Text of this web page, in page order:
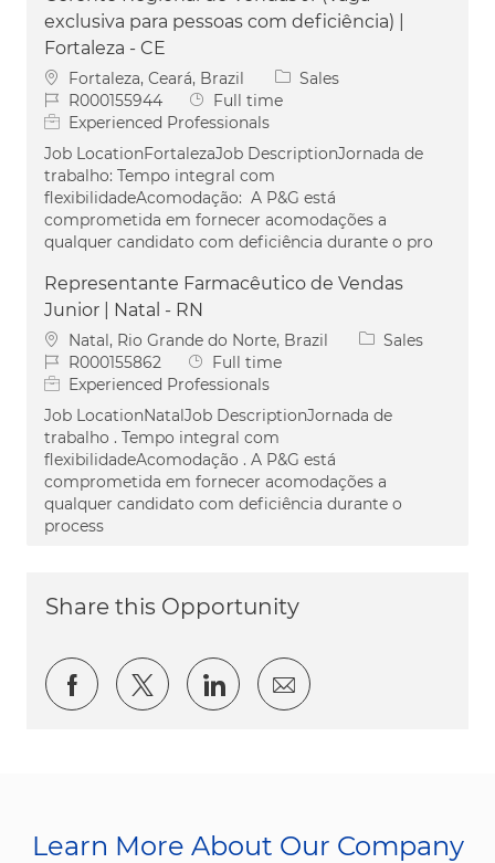
exclusiva para pessoas com deficiência) |
Fortaleza - CE
Location
Fortaleza, Ceará, Brazil Category
Sales
Job IdR000155944 Job Type
Full time
Experienced Professionals
Job LocationFortalezaJob DescriptionJornada de
trabalho: Tempo integral com
flexibilidadeAcomodação: A P&G está
comprometida em fornecer acomodações a
qualquer candidato com deficiência durante o pro
Representante Farmacêutico de Vendas
Junior | Natal - RN
Location
Natal, Rio Grande do Norte, Brazil Category
Sales
Job IdR000155862 Job Type
Full time
Experienced Professionals
Job LocationNatalJob DescriptionJornada de
trabalho . Tempo integral com
flexibilidadeAcomodação . A P&G está
comprometida em fornecer acomodações a
qualquer candidato com deficiência durante o
process
Share this Opportunity
Share via Facebook
Share via twitter
Share via LinkedIn
Share via email
Learn More About Our Company